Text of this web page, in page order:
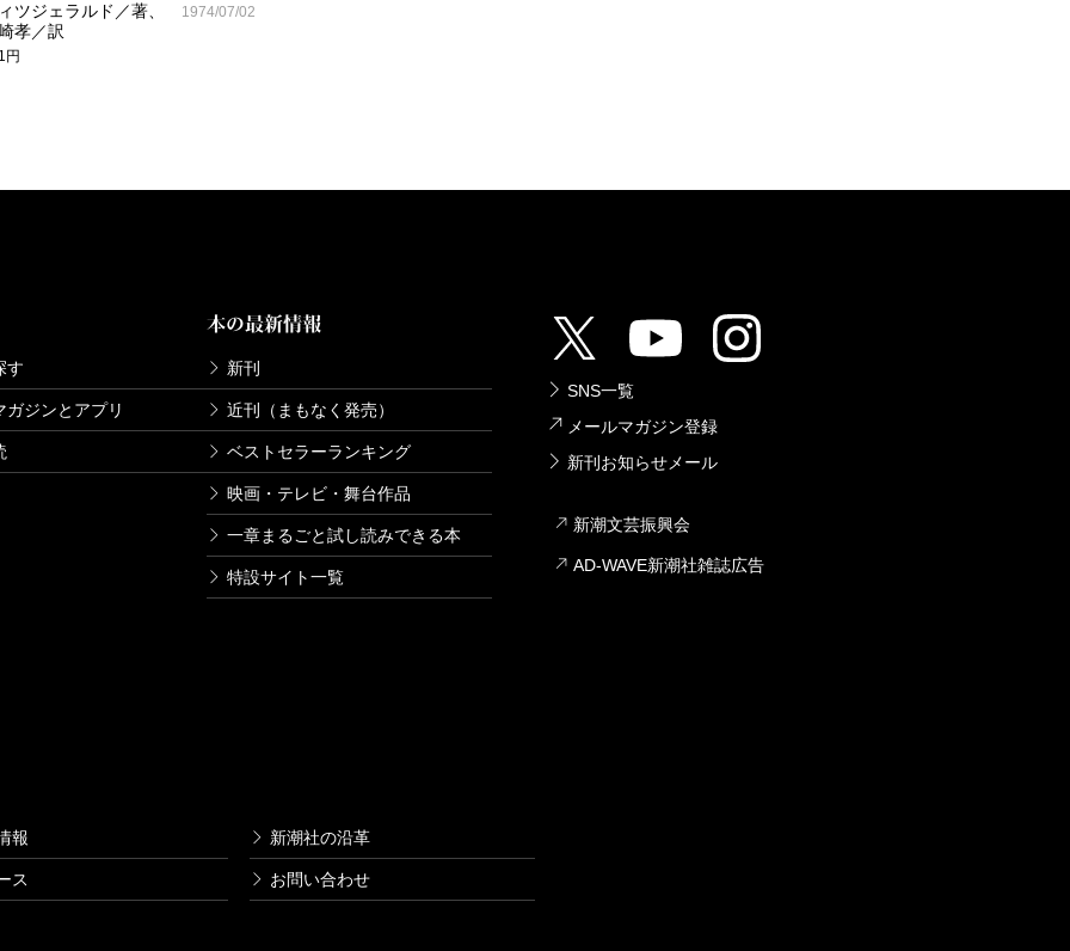
ツジェラルド／著、
孝／訳
円
1974/07/02
す
ガジンとアプリ
本の最新情報
新刊
近刊（まもなく発売）
ベストセラーランキング
映画・テレビ・舞台作品
一章まるごと試し読みできる本
特設サイト一覧
報 新潮社の沿革
ス お問い合わせ
SNS一覧
メールマガジン登録
新刊お知らせメール
新潮文芸振興会
AD-WAVE新潮社雑誌広告